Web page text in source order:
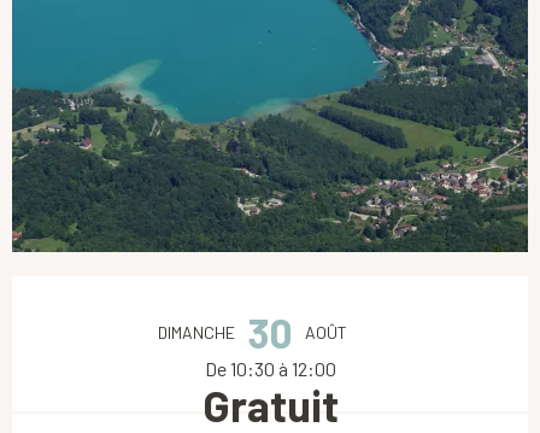
DIMANCHE 30 AOÛT
De 10:30 à 12:00
Gratuit